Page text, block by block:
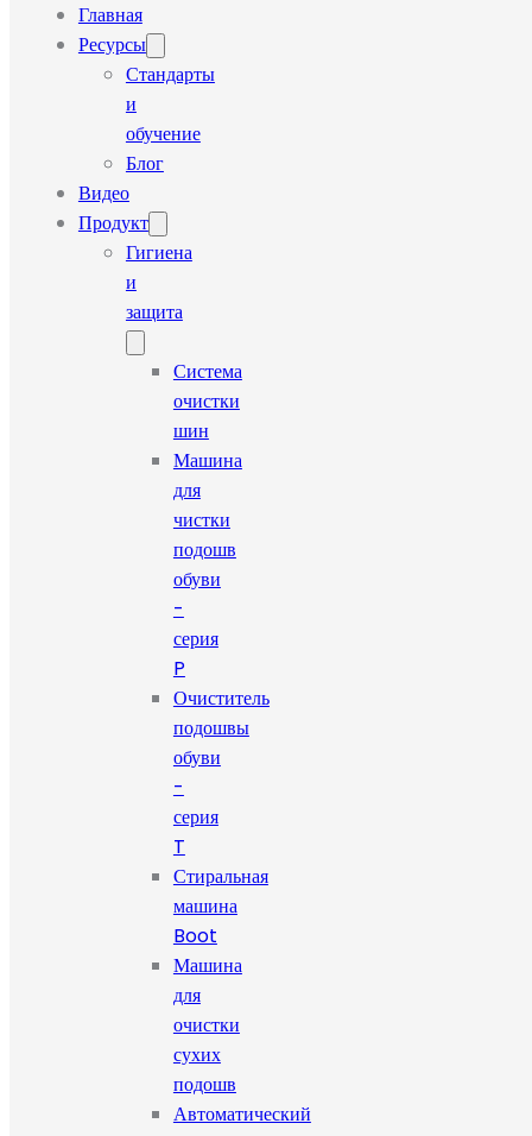
Главная
Ресурсы
Стандарты
и
обучение
Блог
Видео
Продукт
Гигиена
и
защита
Система
очистки
шин
Машина
для
чистки
подошв
обуви
-
серия
P
Очиститель
подошвы
обуви
-
серия
T
Стиральная
машина
Boot
Машина
для
очистки
сухих
подошв
Автоматический